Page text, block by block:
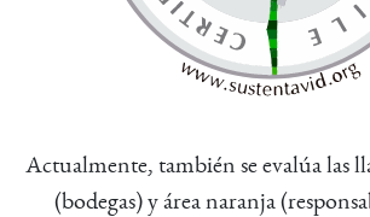
Actualmente, también se evalúa las
(bodegas) y área naranja